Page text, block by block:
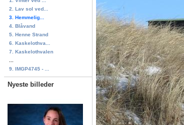
2. Lav sol ved...
3. Hemmelig...
4. Blåvand
5. Henne Strand
6. Kaskelothva...
7. Kaskelothvalen
9. IMGP4745 - ...
Nyeste billeder